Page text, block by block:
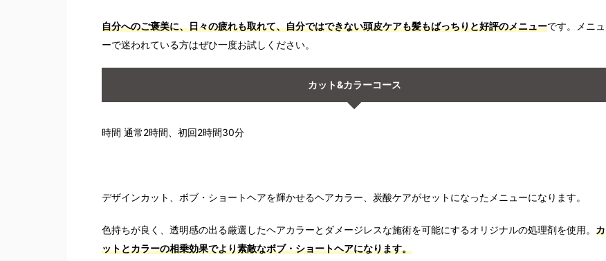
自分へのご褒美に、日々の疲れも取れて、自分ではできない頭皮ケアも髪もばっちりと好評のメニューです。メニュ
ーで迷われている方はぜひ一度お試しください。
カット&カラーコース
時間 通常2時間、初回2時間30分
デザインカット、ボブ・ショートヘアを輝かせるヘアカラー、炭酸ケアがセットになったメニューになります。
色持ちが良く、透明感の出る厳選したヘアカラーとダメージレスな施術を可能にするオリジナルの処理剤を使用。 カ
ットとカラーの相乗効果でより素敵なボブ・ショートヘアになります。